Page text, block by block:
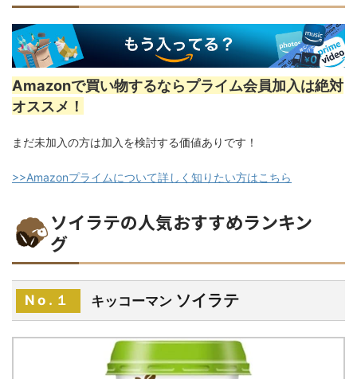
Amazonで買い物するならプライム会員加入は絶対
オススメ！
まだ未加入の方は加入を検討する価値ありです！
>>Amazonプライムについて詳しく知りたい方はこちら
ソイラテの人気おすすめランキン
グ
No.１ キッコーマン ソイラテ